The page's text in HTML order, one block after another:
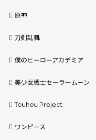
原神
刀剣乱舞
僕のヒーローアカデミア
美少女戦士セーラームーン
Touhou Project
ワンピース